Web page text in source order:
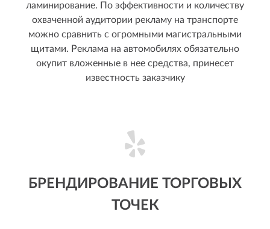
ламинирование. По эффективности и количеству
охваченной аудитории рекламу на транспорте
можно сравнить с огромными магистральными
щитами. Реклама на автомобилях обязательно
окупит вложенные в нее средства, принесет
известность заказчику
БРЕНДИРОВАНИЕ ТОРГОВЫХ
ТОЧЕК